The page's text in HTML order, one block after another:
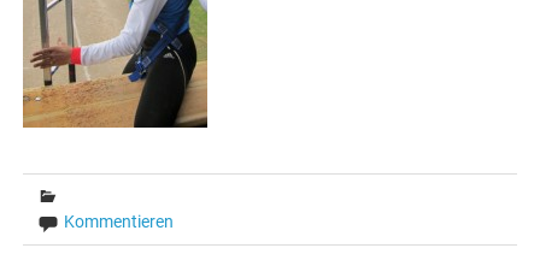
Kommentieren